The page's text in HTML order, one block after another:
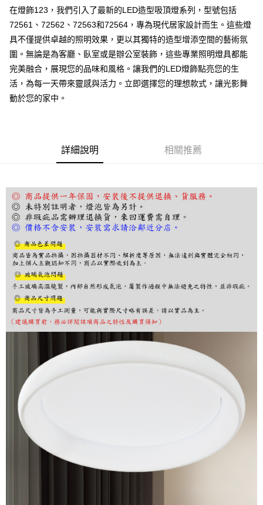
AFTEE先享後付是「在收到商品之後才付款」的支付方式。 讓您購物簡單
便利好安心！
１．簡單：不需註冊會員、不需綁卡、不需儲值。
２．便利：只要手機號碼，簡訊認證，即可結帳。
３．安心：先確認商品／服務後，再付款。
１．於結帳方式選擇「AFTEE先享後付」後，將跳轉至「AFTEE先享後付」
結帳頁面，進行簡訊認證並確認金額後，即可完成結帳。
購買商品的店家。未經商家同意取消之訂單仍視為有效，需透過AFTEE先享
後付繳納相關費用。
客戶支援中心」
https://netprotections.freshdesk.com/support/home
【注意事項】
１．透過由恩沛科技股份有限公司提供之「AFTEE先享後付」服務完成之交
權轉讓予恩沛科技股份有限公司。
２．關於個人資料處理事宜，請瀏覽以下網址：
https://aftee.tw/terms/#terms3
３．未成年的使用者請事先徵得法定代理人或監護人之同意方可使用
「AFTEE先享後付」，若未經同意申辦者引起之損失，本公司不負相關責
任。
４．使用「AFTEE先享後付」時，將依據個別帳號之用戶狀況，依本公司即
時審查核予不同之上限額度；若仍有額度不足之情形，本公司將視審查結果
請求用戶進行身份認證。
５．嚴禁一人註冊多個帳號或使用他人資訊註冊。若發現惡意使用之情形，
恩沛科技股份有限公司將有權停止該用戶之使用額度並採取法律行動。
ATM付款
運送方式
宅配
每筆NT$180，滿NT$5,000(含以上)免運費
在燈飾123，我們引入了最新的LED造型吸頂燈系列，型號包括
72561、72562、72563和72564，專為現代居家設計而生。這些燈
具不僅提供卓越的照明效果，更以其獨特的造型增添空間的藝術氛
圍。無論是為客廳、臥室或是辦公室裝飾，這些專業照明燈具都能
完美融合，展現您的品味和風格。讓我們的LED燈飾點亮您的生
活，為每一天帶來靈感與活力。立即選擇您的理想款式，讓光影舞
動於您的家中。
詳細說明 相關推薦